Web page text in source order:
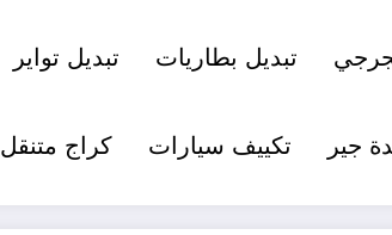
تبديل بطاريات تبديل تواير
جير تكييف سيارات كراج متنقل